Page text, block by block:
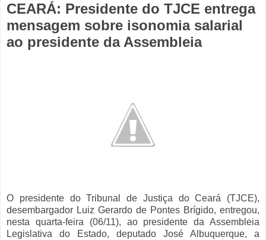
CEARÁ: Presidente do TJCE entrega
mensagem sobre isonomia salarial
ao presidente da Assembleia
O presidente do Tribunal de Justiça do Ceará (TJCE),
desembargador Luiz Gerardo de Pontes Brígido, entregou,
nesta quarta-feira (06/11), ao presidente da Assembleia
Legislativa do Estado, deputado José Albuquerque, a